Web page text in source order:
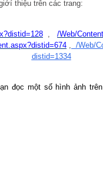
thiệu trên các trang:
,
/Web/
, /Web/
distid=1334
đọc một số hình ảnh